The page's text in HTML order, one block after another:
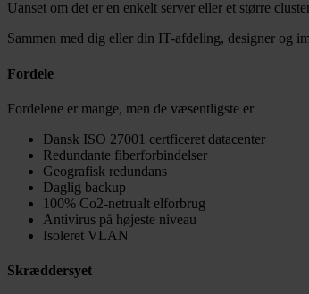
Uanset om det er en enkelt server eller et større
Sammen med dig eller din IT-afdeling, designer og
Fordele
Fordelene er mange, men de væsentligste er
Dansk ISO 27001 certficeret datacenter
Redundante fiberforbindelser
Geografisk redundans
Daglig backup
100% Co2-netrualt elforbrug
Antivirus på højeste niveau
Isoleret VLAN
Skræddersyet